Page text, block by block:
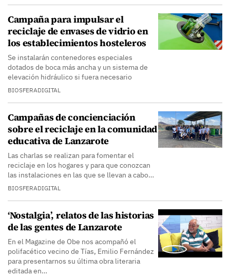
Campaña para impulsar el
reciclaje de envases de vidrio en
los establecimientos hosteleros
Se instalarán contenedores especiales
dotados de boca más ancha y un sistema de
elevación hidráulico si fuera necesario
BIOSFERADIGITAL
Campañas de concienciación
sobre el reciclaje en la comunidad
educativa de Lanzarote
Las charlas se realizan para fomentar el
reciclaje en los hogares y para que conozcan
las instalaciones en las que se llevan a cabo…
BIOSFERADIGITAL
‘Nostalgia’, relatos de las historias
de las gentes de Lanzarote
En el Magazine de Obe nos acompañó el
polifacético vecino de Tías, Emilio Fernández
para presentarnos su última obra literaria
editada en…